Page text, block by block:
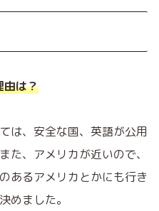
由は？
は、安全な国、英語が公用
た、アメリカが近いので、
あるアメリカとかにも行き
めました。